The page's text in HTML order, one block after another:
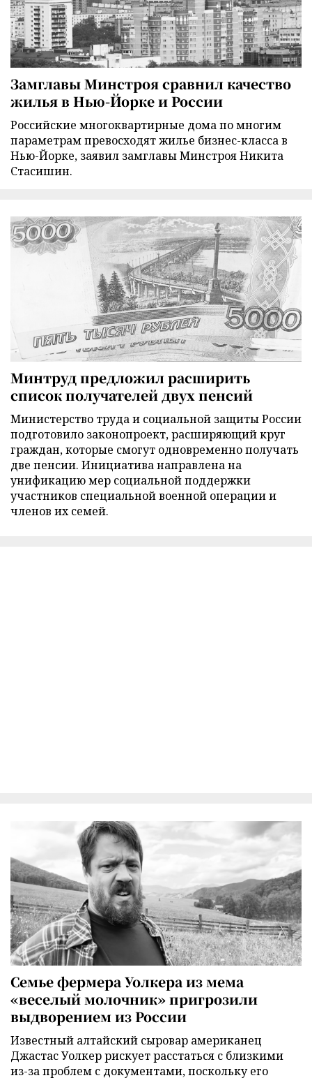
Замглавы Минстроя сравнил качество
жилья в Нью-Йорке и России
Российские многоквартирные дома по многим
параметрам превосходят жилье бизнес-класса в
Нью-Йорке, заявил замглавы Минстроя Никита
Стасишин.
Минтруд предложил расширить
список получателей двух пенсий
Министерство труда и социальной защиты России
подготовило законопроект, расширяющий круг
граждан, которые смогут одновременно получать
две пенсии. Инициатива направлена на
унификацию мер социальной поддержки
участников специальной военной операции и
членов их семей.
Семье фермера Уолкера из мема
«веселый молочник» пригрозили
выдворением из России
Известный алтайский сыровар американец
Джастас Уолкер рискует расстаться с близкими
из-за проблем с документами, поскольку его